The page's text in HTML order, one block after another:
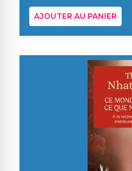
AJOUTER AU PANIER